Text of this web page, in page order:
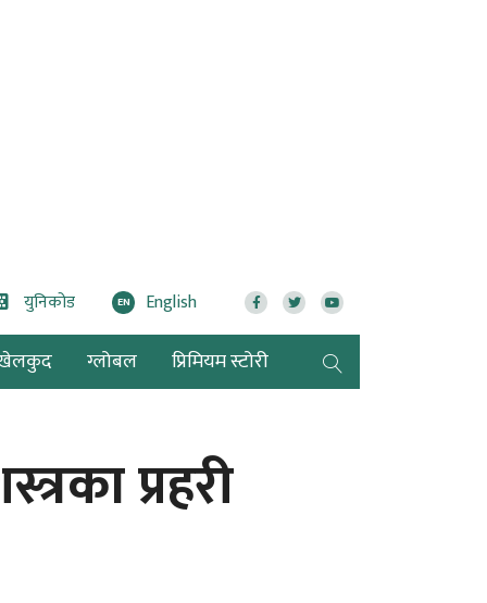
युनिकोड EN English
ग्लोबल प्रिमियम स्टोरी
प्रहरी